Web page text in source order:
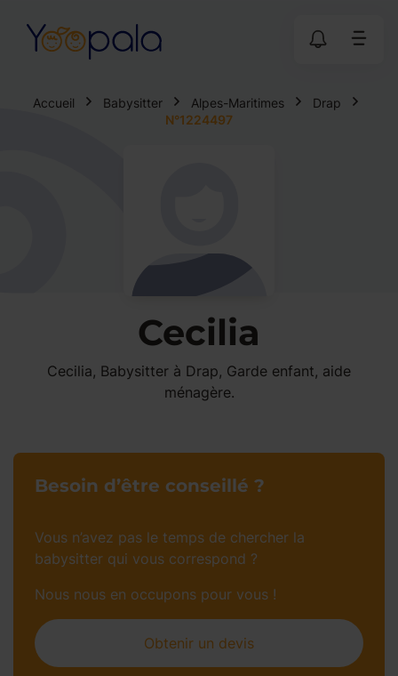
Accueil Babysitter Alpes-Maritimes
Drap
N°1224497
Cecilia
Cecilia, Babysitter à Drap, Garde enfant, aide
ménagère.
Besoin d’être conseillé ?
Vous n’avez pas le temps de chercher la
babysitter qui vous correspond ?
Nous nous en occupons pour vous !
Obtenir un devis